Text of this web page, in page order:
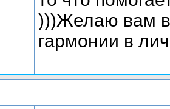
)))Желаю вам в
гармонии в